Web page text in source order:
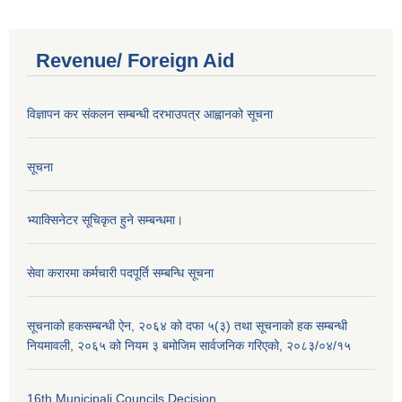
Revenue/ Foreign Aid
विज्ञापन कर संकलन सम्बन्धी दरभाउपत्र आह्वानको सूचना
सूचना
भ्याक्सिनेटर सूचिकृत हुने सम्बन्धमा।
सेवा करारमा कर्मचारी पदपूर्ति सम्बन्धि सूचना
सूचनाको हकसम्बन्धी ऐन, २०६४ को दफा ५(३) तथा सूचनाको हक सम्बन्धी
नियमावली, २०६५ को नियम ३ बमोजिम सार्वजनिक गरिएको, २०८३/०४/१५
16th Municipali Councils Decision